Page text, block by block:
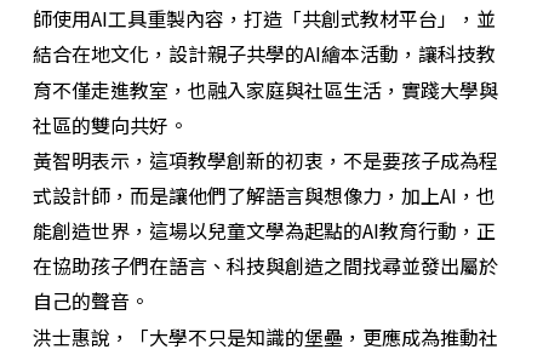
師使用AI工具重製內容，打造「共創式教材平台」，並
結合在地文化，設計親子共學的AI繪本活動，讓科技教
育不僅走進教室，也融入家庭與社區生活，實踐大學與
社區的雙向共好。
黃智明表示，這項教學創新的初衷，不是要孩子成為程
式設計師，而是讓他們了解語言與想像力，加上AI，也
能創造世界，這場以兒童文學為起點的AI教育行動，正
在協助孩子們在語言、科技與創造之間找尋並發出屬於
自己的聲音。
洪士惠說，「大學不只是知識的堡壘，更應成為推動社